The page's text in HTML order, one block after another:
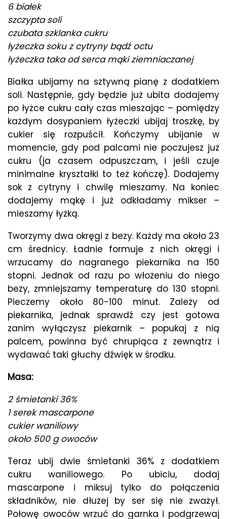
6 białek
szczypta soli
czubata szklanka cukru
łyżeczka soku z cytryny bądź octu
łyżeczka taka od serca mąki ziemniaczanej
Białka ubijamy na sztywną pianę z dodatkiem
soli. Następnie, gdy będzie już ubita dodajemy
po łyżce cukru cały czas mieszając – pomiędzy
każdym dosypaniem łyżeczki ubijaj troszkę, by
cukier się rozpuścił. Kończymy ubijanie w
momencie, gdy pod palcami nie poczujesz już
cukru (ja czasem odpuszczam, i jeśli czuje
minimalne kryształki to też kończę). Dodajemy
sok z cytryny i chwilę mieszamy. Na koniec
dodajemy mąkę i już odkładamy mikser –
mieszamy łyżką.
Tworzymy dwa okręgi z bezy. Każdy ma około 23
cm średnicy. Ładnie formuje z nich okręgi i
wrzucamy do nagranego piekarnika na 150
stopni. Jednak od razu po włożeniu do niego
bezy, zmniejszamy temperaturę do 130 stopni.
Pieczemy około 80-100 minut. Zależy od
piekarnika, jednak sprawdź czy jest gotowa
zanim wyłączysz piekarnik – popukaj z nią
palcem, powinna być chrupiąca z zewnątrz i
wydawać taki głuchy dźwięk w środku.
Masa:
2 śmietanki 36%
1 serek mascarpone
cukier waniliowy
około 500 g owoców
Teraz ubij dwie śmietanki 36% z dodatkiem
cukru waniliowego. Po ubiciu, dodaj
mascarpone i miksuj tylko do połączenia
składników, nie dłużej by ser się nie zważył.
Połowę owoców wrzuć do garnka i podgrzewaj